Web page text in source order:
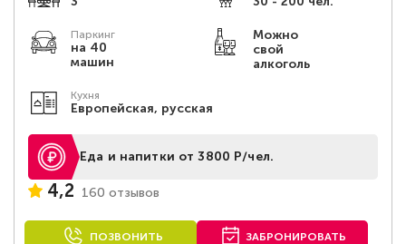
Паркинг
на 40
машин
Можно
свой
алкоголь
Кухня
Европейская, русская
Еда и напитки от 3800 Р/чел.
4,2 160 отзывов
ПОЗВОНИТЬ ЗАБРОНИРОВАТЬ